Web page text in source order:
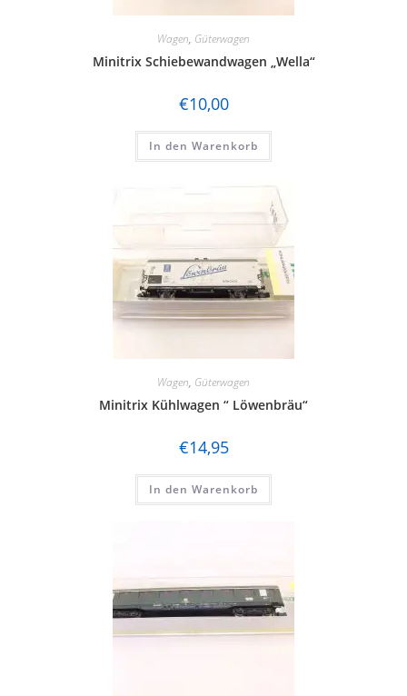
Wagen, Güterwagen
Minitrix Schiebewandwagen „Wella“
€10,00
In den Warenkorb
Wagen, Güterwagen
Minitrix Kühlwagen “ Löwenbräu“
€14,95
In den Warenkorb